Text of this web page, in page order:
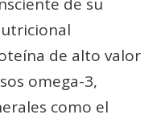
de su
de alto valor
omega-3,
como el